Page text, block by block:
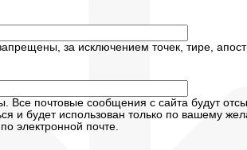
за исключением точек, тире,
почтовые сообщения с сайта будут
и будет использован только по вашему
электронной почте.